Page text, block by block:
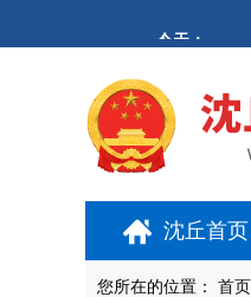
进
沈丘首页
您所在的位置： 首页